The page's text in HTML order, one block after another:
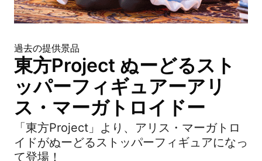
過去の提供景品
東方Project ぬーどるスト
ッパーフィギュアーアリ
ス・マーガトロイドー
「東方Project」より、アリス・マーガトロ
イドがぬーどるストッパーフィギュアになっ
て登場！